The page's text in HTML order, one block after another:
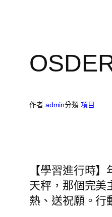
作者:admin分類:項目
【學習進行時
天秤，那個完美
熱、送祝願。行